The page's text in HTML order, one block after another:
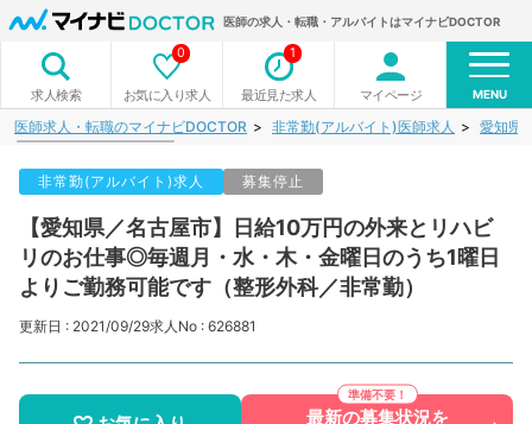
医師の求人・転職・アルバイトはマイナビDOCTOR
求人検索 お気に入り求人
0
最近見た求人
1
マイページ MENU
医師求人・転職のマイナビDOCTOR 非常勤(アルバイト)医師求人 愛知県
非常勤(アルバイト)求人 募集停止
【愛知県／名古屋市】日給10万円の外来とリハビ
リのお仕事◎毎週月・水・木・金曜日のうち1曜日
よりご勤務可能です（整形外科／非常勤）
更新日 : 2021/09/29求人No : 626881
最新の募集状況を